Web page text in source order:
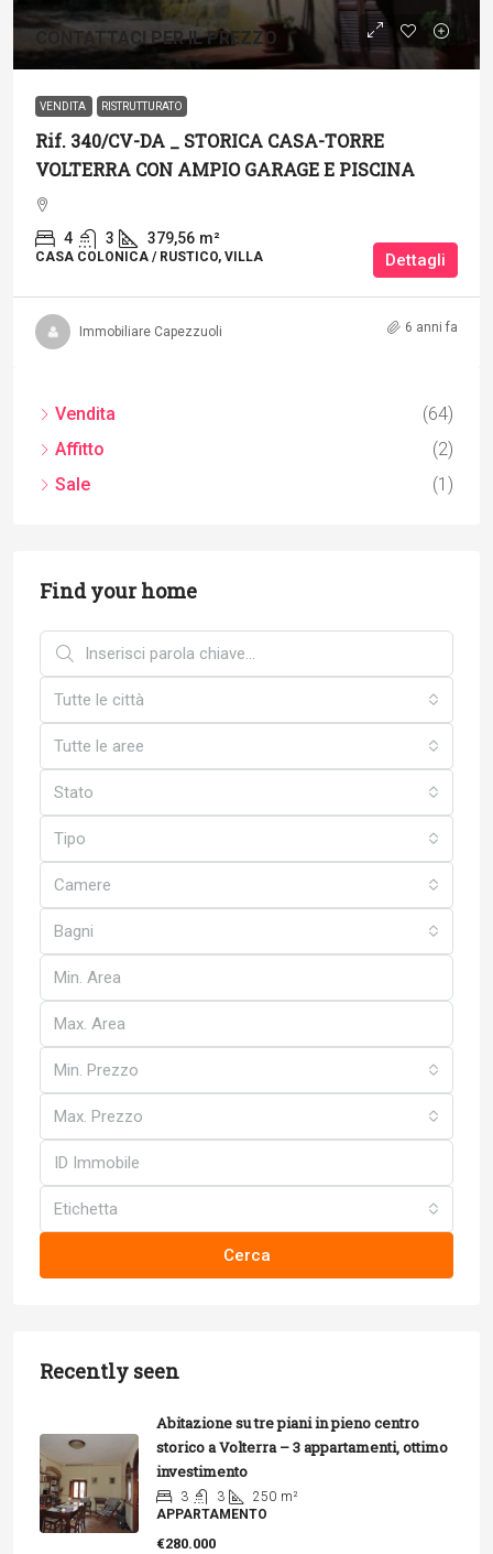
CONTATTACI PER IL PREZZO
VENDITA RISTRUTTURATO
Rif. 340/CV-DA _ STORICA CASA-TORRE
VOLTERRA CON AMPIO GARAGE E PISCINA
4 3 379,56 m²
CASA COLONICA / RUSTICO, VILLA Dettagli
Immobiliare Capezzuoli 6 anni fa
Vendita
(64)
Affitto
(2)
Sale
(1)
Find your home
Tutte le città
Tutte le aree
Stato
Tipo
Camere
Bagni
Min. Prezzo
Max. Prezzo
Etichetta
Cerca
Recently seen
Abitazione su tre piani in pieno centro
storico a Volterra – 3 appartamenti, ottimo
investimento
3 3 250 m²
APPARTAMENTO
€280.000